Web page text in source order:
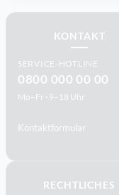
KONTAKT
SERVICE-HOTLINE
0800 000 00 00
Mo–Fr · 9–18 Uhr
Kontaktformular
RECHTLICHES